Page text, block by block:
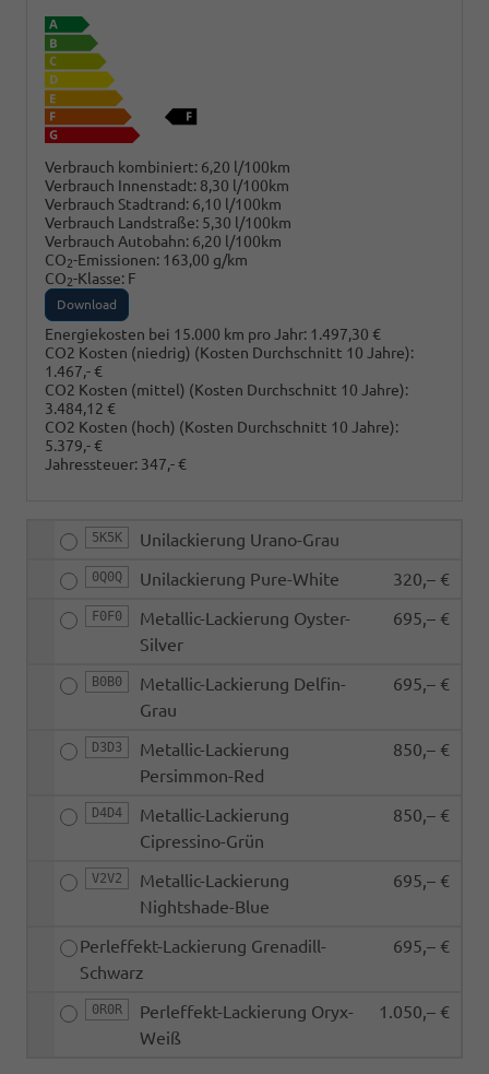
Verbrauch kombiniert: 6,20 l/100km
Verbrauch Innenstadt: 8,30 l/100km
Verbrauch Stadtrand: 6,10 l/100km
Verbrauch Landstraße: 5,30 l/100km
Verbrauch Autobahn: 6,20 l/100km
CO2-Emissionen: 163,00 g/km
CO2-Klasse: F
Download
Energiekosten bei 15.000 km pro Jahr: 1.497,30 €
CO2 Kosten (niedrig) (Kosten Durchschnitt 10 Jahre):
1.467,- €
CO2 Kosten (mittel) (Kosten Durchschnitt 10 Jahre):
3.484,12 €
CO2 Kosten (hoch) (Kosten Durchschnitt 10 Jahre):
5.379,- €
Jahressteuer: 347,- €
5K5K Unilackierung Urano-Grau
0Q0Q Unilackierung Pure-White 320,– €
F0F0
Metallic-Lackierung Oyster-
Silver
695,– €
B0B0
Metallic-Lackierung Delfin-
Grau
695,– €
D3D3
Metallic-Lackierung
Persimmon-Red
850,– €
D4D4
Metallic-Lackierung
Cipressino-Grün
850,– €
V2V2
Metallic-Lackierung
Nightshade-Blue
695,– €
Perleffekt-Lackierung Grenadill-
Schwarz
695,– €
0R0R
Perleffekt-Lackierung Oryx-
Weiß
1.050,– €